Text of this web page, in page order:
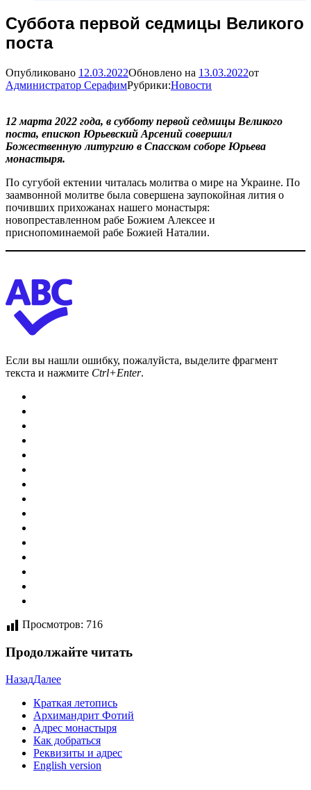
Суббота первой седмицы Великого
поста
Опубликовано 12.03.2022Обновлено на 13.03.2022от
Администратор СерафимРубрики:Новости
12 марта 2022 года, в субботу первой седмицы Великого
поста, епископ Юрьевский Арсений совершил
Божественную литургию в Спасском соборе Юрьева
монастыря.
По сугубой ектении читалась молитва о мире на Украине. По
заамвонной молитве была совершена заупокойная лития о
почивших прихожанах нашего монастыря:
новопреставленном рабе Божием Алексее и
приснопоминаемой рабе Божией Наталии.
Если вы нашли ошибку, пожалуйста, выделите фрагмент
текста и нажмите Ctrl+Enter.
Просмотров: 716
Продолжайте читать
НазадДалее
Краткая летопись
Архимандрит Фотий
Адрес монастыря
Как добраться
Реквизиты и адрес
English version